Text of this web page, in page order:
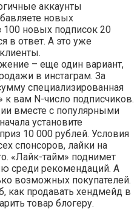
аккаунты
новых
100 новых подписок 20
в ответ. А это уже
– еще один вариант,
в инстаграм. За
специализированная
к вам N-число подписчиков.
вместе с популярными
установите
10 000 рублей. Условия
спонсоров, лайки на
«Лайк-тайм» поднимет
среди рекомендаций. А
возможных покупателей.
как продавать хендмейд в
товар блогеру.